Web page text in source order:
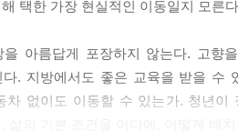
저 역류한다
함정 - 더 정교한 식민지화
독식하는 테크 산업의 쏠림
에, 지방은 껍데기뿐
택한 가장 현실적인 이동일지 모른
을 아름답게 포장하지 않는다. 고향
다. 지방에서도 좋은 교육을 받을 수
차 없이도 이동할 수 있는가. 청년